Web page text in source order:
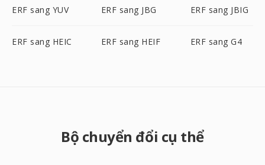
ERF sang YUV ERF sang JBG ERF sang JBIG
ERF sang HEIC ERF sang HEIF ERF sang G4
Bộ chuyển đổi cụ thể